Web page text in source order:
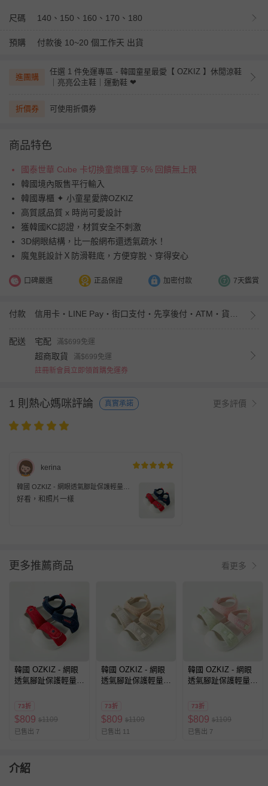
尺碼 140、150、160、170、180
預購 付款後 10~20 個工作天 出貨
進團購
任選 1 件免運專區 - 韓國童星最愛【 OZKIZ 】休閒涼鞋
｜亮亮公主鞋｜運動鞋 ❤︎
折價券 可使用折價券
商品特色
國泰世華 Cube 卡切換童樂匯享 5% 回饋無上限
韓國境內販售平行輸入
韓國專櫃 ✦ 小童星愛牌OZKIZ
高質感品質 x 時尚可愛設計
獲韓國KC認證，材質安全不刺激
3D網眼結構，比一般網布還透氣疏水！
魔鬼氈設計Ｘ防滑鞋底，方便穿脫、穿得安心
口碑嚴選 正品保證 加密付款 7天鑑賞
付款
配送 宅配 滿$699免運
超商取貨
滿$699免運
註冊新會員立即領首購免運券
1 則熱心媽咪評論 真實承諾 更多評價
kerina
韓國 OZKIZ - 網眼透氣腳趾保護輕量涼
鞋-紅X海軍藍
好看，和照片一樣
更多推薦商品 看更多
韓國 OZKIZ - 網眼
透氣腳趾保護輕量涼
73折
$809 $1109
已售出 7
韓國 OZKIZ - 網眼
透氣腳趾保護輕量涼
73折
$809 $1109
已售出 11
韓國 OZKIZ - 網眼
透氣腳趾保護輕量涼
73折
$809 $1109
已售出 7
介紹